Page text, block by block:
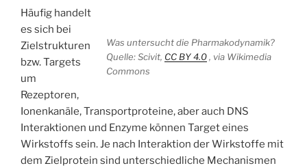
Was untersucht die Pharmakodynamik?
Quelle: Scivit, CC BY 4.0, via Wikimedia
Commons
Häufig handelt
es sich bei
Zielstrukturen
bzw. Targets
um
Rezeptoren,
Ionenkanäle, Transportproteine, aber auch DNS
Interaktionen und Enzyme können Target eines
Wirkstoffs sein. Je nach Interaktion der Wirkstoffe mit
dem Zielprotein sind unterschiedliche Mechanismen